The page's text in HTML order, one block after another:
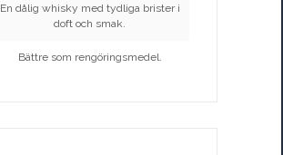
En dålig whisky med tydliga brister i
doft och smak.
Bättre som rengöringsmedel.